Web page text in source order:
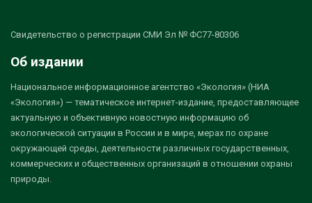
Свидетельство о регистрации СМИ Эл № ФС77-80306
Об издании
Национальное информационное агентство «Экология» (НИА
«Экология») — тематическое интернет-издание, предоставляющее
актуальную и объективную новостную информацию об
экологической ситуации в России и в мире, мерах по охране
окружающей среды, деятельности различных государственных,
коммерческих и общественных организаций в отношении охраны
природы.